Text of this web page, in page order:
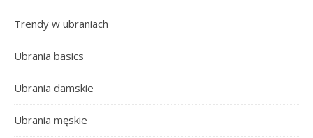
Trendy w ubraniach
Ubrania basics
Ubrania damskie
Ubrania męskie